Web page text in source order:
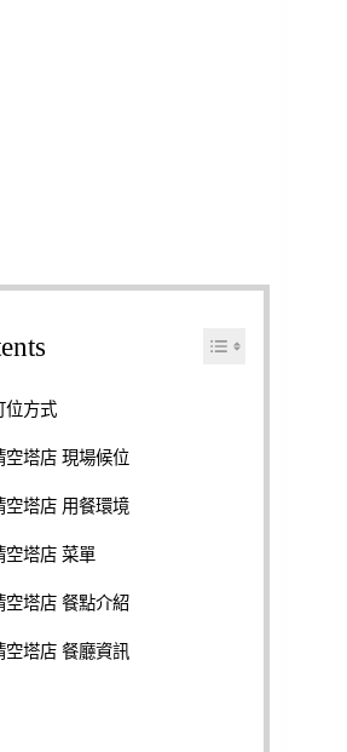
位方式
空塔店 現場候位
空塔店 用餐環境
空塔店 菜單
空塔店 餐點介紹
空塔店 餐廳資訊